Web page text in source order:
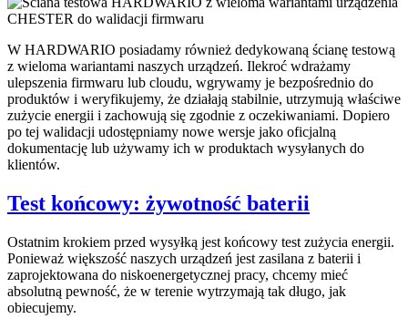
W HARDWARIO posiadamy również dedykowaną ścianę testową
z wieloma wariantami naszych urządzeń. Ilekroć wdrażamy
ulepszenia firmwaru lub cloudu, wgrywamy je bezpośrednio do
produktów i weryfikujemy, że działają stabilnie, utrzymują właściwe
zużycie energii i zachowują się zgodnie z oczekiwaniami. Dopiero
po tej walidacji udostępniamy nowe wersje jako oficjalną
dokumentację lub używamy ich w produktach wysyłanych do
klientów.
Test końcowy: żywotność baterii
Ostatnim krokiem przed wysyłką jest końcowy test zużycia energii.
Ponieważ większość naszych urządzeń jest zasilana z baterii i
zaprojektowana do niskoenergetycznej pracy, chcemy mieć
absolutną pewność, że w terenie wytrzymają tak długo, jak
obiecujemy.